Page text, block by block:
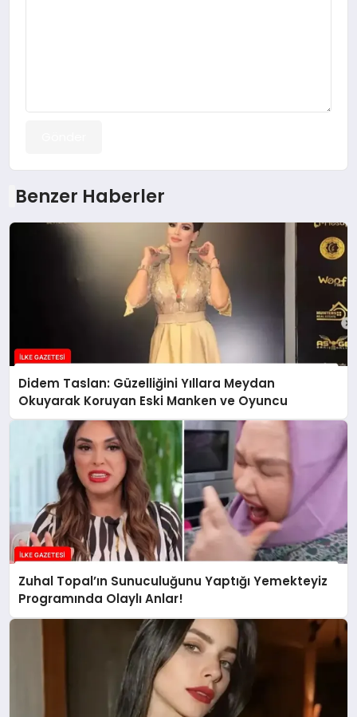
Benzer Haberler
Didem Taslan: Güzelliğini Yıllara Meydan
Okuyarak Koruyan Eski Manken ve Oyuncu
Zuhal Topal’ın Sunuculuğunu Yaptığı Yemekteyiz
Programında Olaylı Anlar!